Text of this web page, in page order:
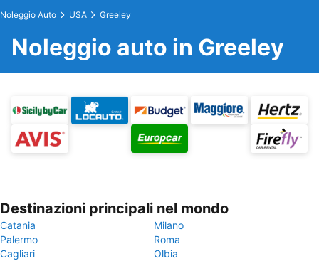
Noleggio Auto USA Greeley
Noleggio auto in Greeley
Destinazioni principali nel mondo
Catania
Milano
Palermo
Roma
Cagliari
Olbia